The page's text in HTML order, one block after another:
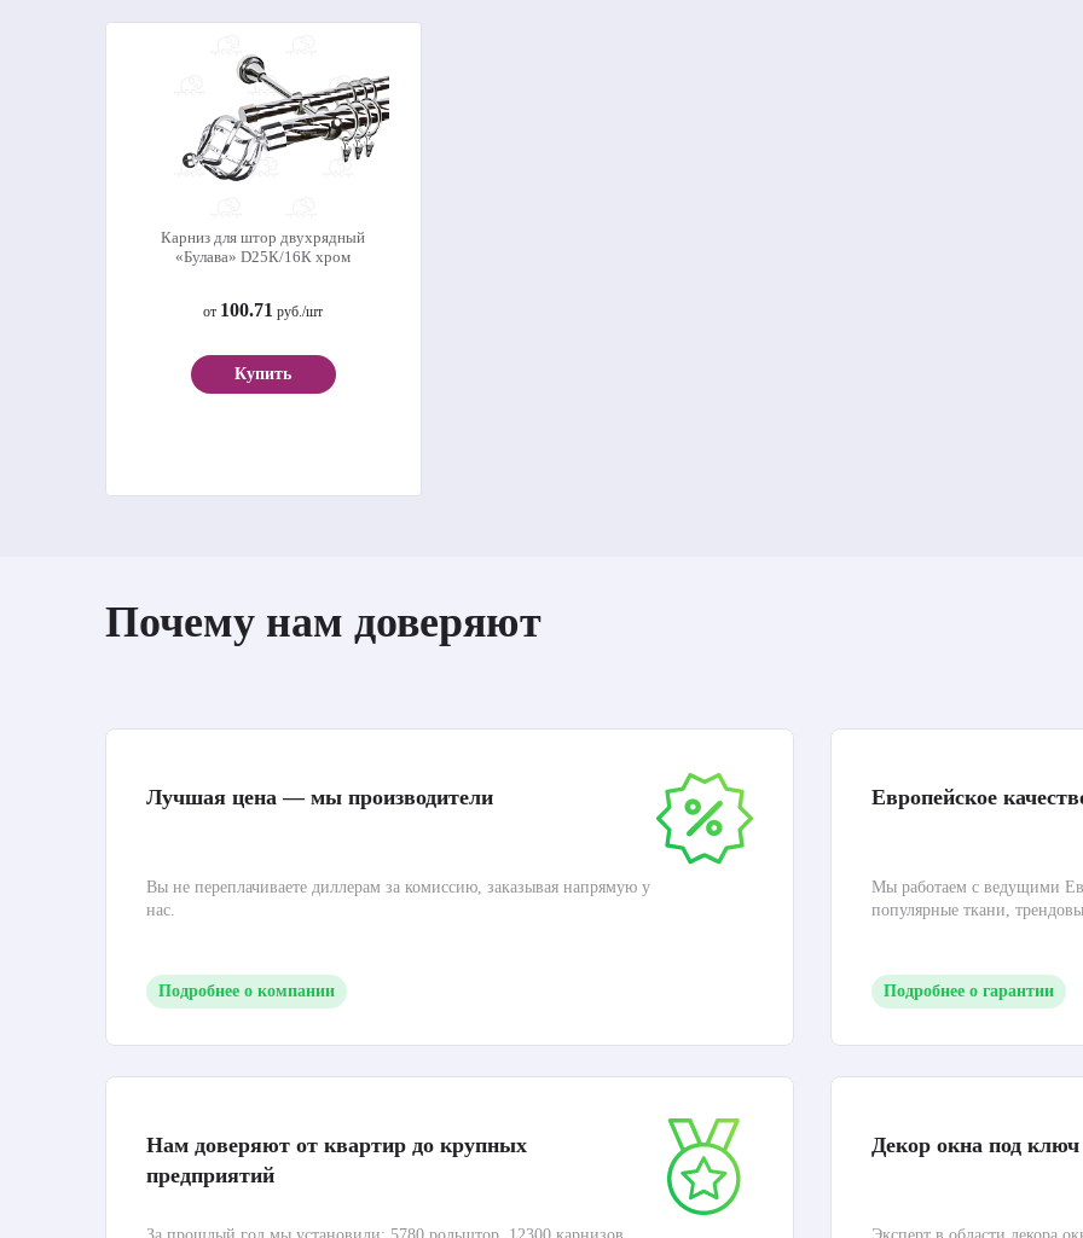
Карниз для штор двухрядный
«Булава» D25К/16К хром
от 100.71 руб./шт
Купить
Почему нам доверяют
Лучшая цена — мы производители
Вы не переплачиваете диллерам за комиссию, заказывая напрямую у
нас.
Подробнее о компании
Нам доверяют от квартир до крупных
предприятий
Европейское
Мы работаем с ведущими
популярные ткани,
Подробнее о гарантии
Декор окна под ключ